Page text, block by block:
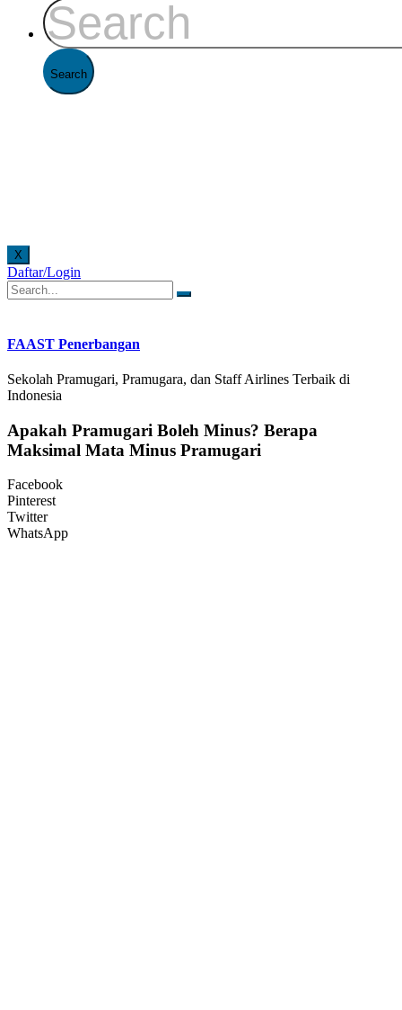
X
Daftar/Login
FAAST Penerbangan
Sekolah Pramugari, Pramugara, dan Staff Airlines Terbaik di
Indonesia
Apakah Pramugari Boleh Minus? Berapa
Maksimal Mata Minus Pramugari
Facebook
Pinterest
Twitter
WhatsApp